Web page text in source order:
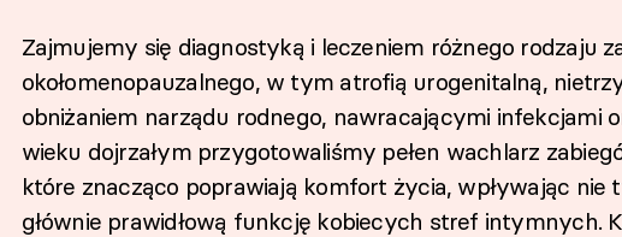
Zajmujemy się diagnostyką i leczeniem różnego rodzaju
okołomenopauzalnego, w tym atrofią urogenitalną,
obniżaniem narządu rodnego, nawracającymi infekcjami
wieku dojrzałym przygotowaliśmy pełen wachlarz
które znacząco poprawiają komfort życia, wpływając nie
głównie prawidłową funkcję kobiecych stref intymnych.